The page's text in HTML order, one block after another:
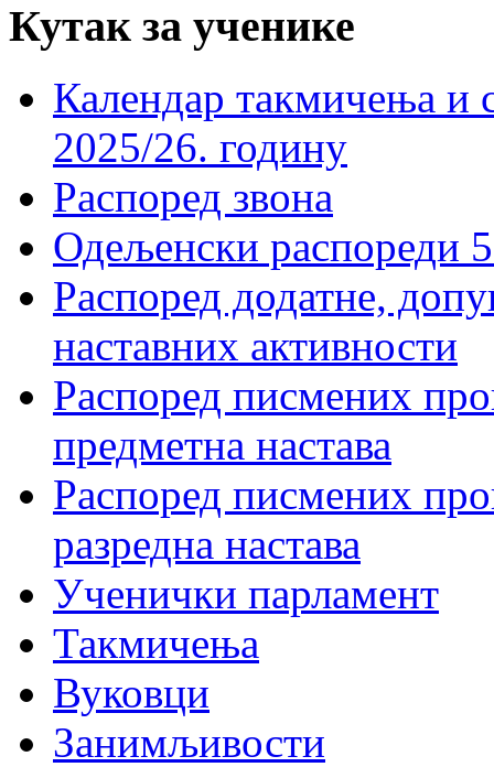
Кутак за ученике
Календар такмичења
2025/26. годину
Распоред звона
Одељенски распореди
Распоред додатне,
наставних активности
Распоред писмених
предметна настава
Распоред писмених
разредна настава
Ученички парламент
Такмичења
Вуковци
Занимљивости